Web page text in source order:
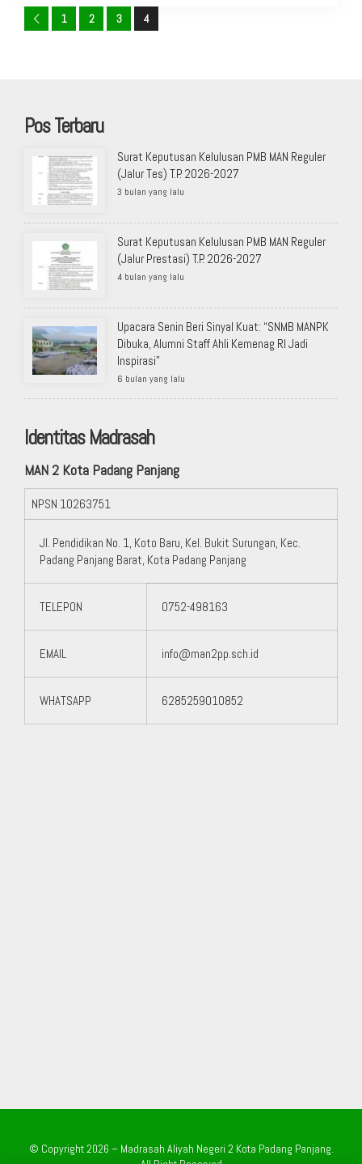
1 2 3 4
Pos Terbaru
Surat Keputusan Kelulusan PMB MAN Reguler
(Jalur Tes) T.P. 2026-2027
3 bulan yang lalu
Surat Keputusan Kelulusan PMB MAN Reguler
(Jalur Prestasi) T.P. 2026-2027
4 bulan yang lalu
Upacara Senin Beri Sinyal Kuat: “SNMB MANPK
Dibuka, Alumni Staff Ahli Kemenag RI Jadi
Inspirasi”
6 bulan yang lalu
Identitas Madrasah
MAN 2 Kota Padang Panjang
NPSN 10263751
Jl. Pendidikan No. 1, Koto Baru, Kel. Bukit Surungan, Kec.
Padang Panjang Barat, Kota Padang Panjang
TELEPON 0752-498163
EMAIL info@man2pp.sch.id
WHATSAPP 6285259010852
© Copyright 2026 – Madrasah Aliyah Negeri 2 Kota Padang Panjang.